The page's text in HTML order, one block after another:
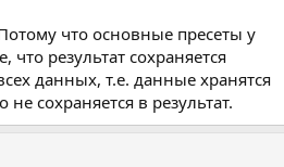
что основные пресеты у
что результат сохраняется
данных, т.е. данные хранятся
сохраняется в результат.